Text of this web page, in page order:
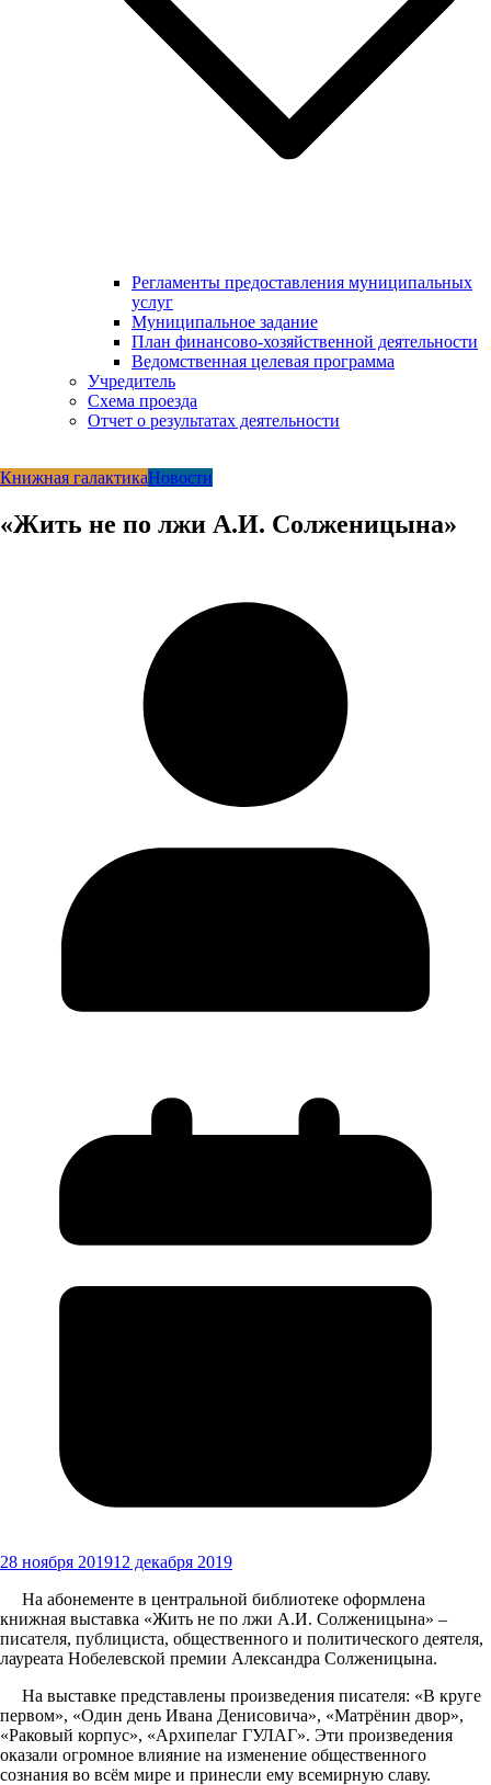
Регламенты предоставления муниципальных
услуг
Муниципальное задание
План финансово-хозяйственной деятельности
Ведомственная целевая программа
Учредитель
Схема проезда
Отчет о результатах деятельности
Книжная галактикаНовости
«Жить не по лжи А.И. Солженицына»
28 ноября 201912 декабря 2019
На абонементе в центральной библиотеке оформлена
книжная выставка «Жить не по лжи А.И. Солженицына» –
писателя, публициста, общественного и политического деятеля,
лауреата Нобелевской премии Александра Солженицына.
На выставке представлены произведения писателя: «В круге
первом», «Один день Ивана Денисовича», «Матрёнин двор»,
«Раковый корпус», «Архипелаг ГУЛАГ». Эти произведения
оказали огромное влияние на изменение общественного
сознания во всём мире и принесли ему всемирную славу.